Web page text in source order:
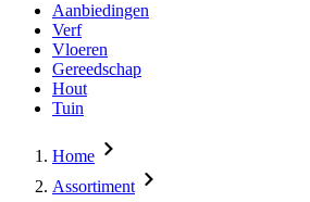
Aanbiedingen
Verf
Vloeren
Gereedschap
Hout
Tuin
Home
Assortiment